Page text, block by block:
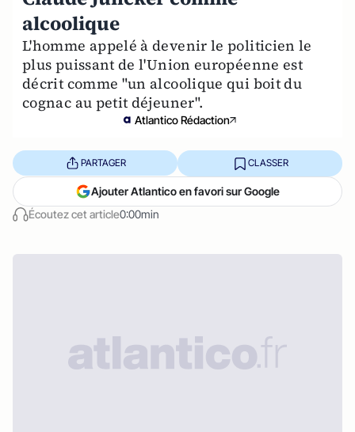
alcoolique
L'homme appelé à devenir le politicien le
plus puissant de l'Union européenne est
décrit comme "un alcoolique qui boit du
cognac au petit déjeuner".
Atlantico Rédaction
Écoutez cet article0:00min
PARTAGER CLASSER
Ajouter Atlantico en favori sur Google